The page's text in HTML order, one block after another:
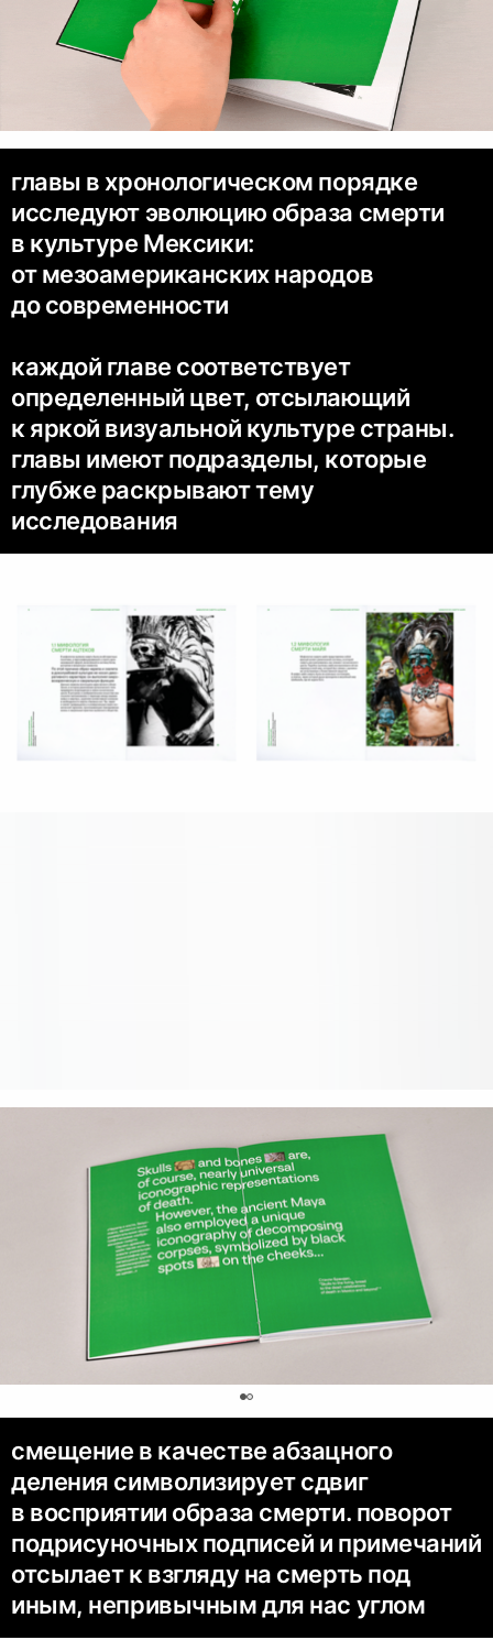
главы в хронологическом порядке
исследуют эволюцию образа смерти
в культуре Мексики:
от мезоамериканских народов
до современности
каждой главе соответствует
определенный цвет, отсылающий
к яркой визуальной культуре страны.
главы имеют подразделы, которые
глубже раскрывают тему
исследования
смещение в качестве абзацного
деления символизирует сдвиг
в восприятии образа смерти. поворот
подрисуночных подписей и примечаний
отсылает к взгляду на смерть под
иным, непривычным для нас углом